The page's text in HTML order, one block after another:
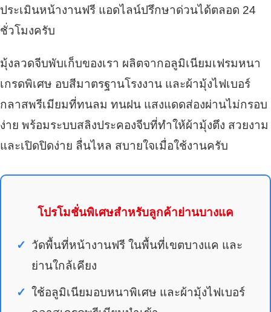
ประเมินหน้างานฟรี แอดไลน์ปรึกษาด่วนได้ตลอด 24
ชั่วโมงครับ
มุ้งลวดจีบพับเก็บของเรา ผลิตจากอลูมิเนียมเฟรมหนา
เกรดพิเศษ อบสีมาตรฐานโรงงาน และผ้ามุ้งไฟเบอร์
กลาสพรีเมียมที่ทนลม ทนฝน แสงแดดส่องผ่านไม่กรอบ
ง่าย พร้อมระบบสลิงประคองจีบที่ทำให้ผ้ามุ้งตึง สวยงาม
และเปิดปิดง่าย ลื่นไหล สบายใจเมื่อใช้งานครับ
โปรโมชั่นพิเศษสำหรับลูกค้าย่านบางแค
วัดพื้นที่หน้างานฟรี ในพื้นที่เขตบางแค และ
ย่านใกล้เคียง
ใช้อลูมิเนียมอบหนาพิเศษ และผ้ามุ้งไฟเบอร์